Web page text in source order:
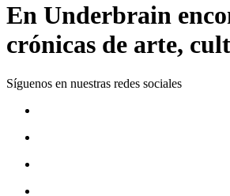
En Underbrain
crónicas de arte,
Síguenos en nuestras redes sociales